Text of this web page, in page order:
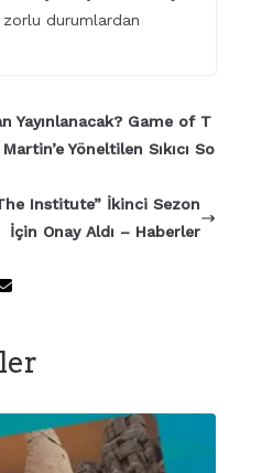
zorlu durumlardan
Yayınlanacak? Game of T
Yöneltilen Sıkıcı So
Institute” İkinci Sezon
İçin Onay Aldı – Haberler